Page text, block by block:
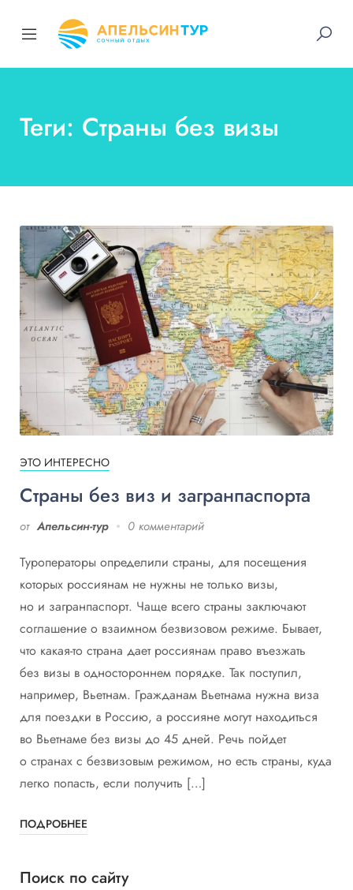
Теги: Страны без визы
ЭТО ИНТЕРЕСНО
Страны без виз и загранпаспорта
от Апельсин-тур 0 комментарий
Туроператоры определили страны, для посещения
которых россиянам не нужны не только визы,
но и загранпаспорт. Чаще всего страны заключают
соглашение о взаимном безвизовом режиме. Бывает,
что какая-то страна дает россиянам право въезжать
без визы в одностороннем порядке. Так поступил,
например, Вьетнам. Гражданам Вьетнама нужна виза
для поездки в Россию, а россияне могут находиться
во Вьетнаме без визы до 45 дней. Речь пойдет
о странах с безвизовым режимом, но есть страны, куда
легко попасть, если получить […]
ПОДРОБНЕЕ
Поиск по сайту